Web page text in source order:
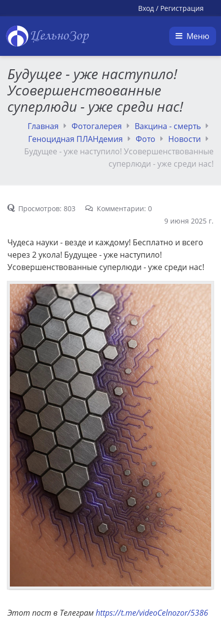
Вход / Регистрация
ЦельноЗор Меню
Будущее - уже наступило!
Усовершенствованные
суперлюди - уже среди нас!
Главная Фотогалерея
Вакцина - смерть
Геноцидная ПЛАНдемия
Фото
Новости
Будущее - уже наступило! Усовершенствованные
суперлюди - уже среди нас!
Просмотров: 803
Комментарии: 0
9 июня 2025 г.
Чудеса науки - везде и каждому! Бесплатно и всего
через 2 укола! Будущее - уже наступило!
Усовершенствованные суперлюди - уже среди нас!
Этот пост в Телеграмhttps://t.me/videoCelnozor/5386